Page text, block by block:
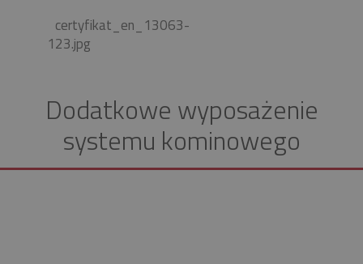
certyfikat_en_13063-
123.jpg
Dodatkowe wyposażenie
systemu kominowego